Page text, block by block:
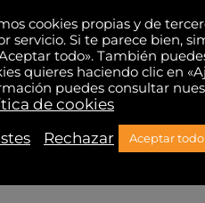
de los datos
obtenidos,
una comunicación por
a tal efecto,
DNI u otro documento
información disponible
Agencia Española de
cookies propias y de
servicio. Si te parece bien,
todo». También
quieres haciendo clic en
puedes consultar
de cookies
Rechazar Aceptar todo